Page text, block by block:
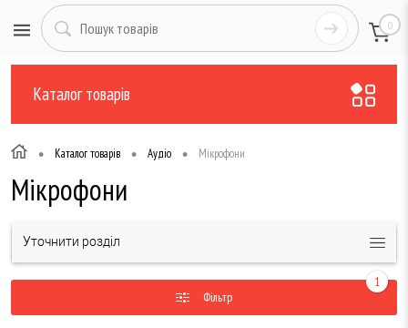
0
Каталог товарів
• Каталог товарів • Аудіо • Мікрофони
Мікрофони
Уточнити розділ
Фільтр
1